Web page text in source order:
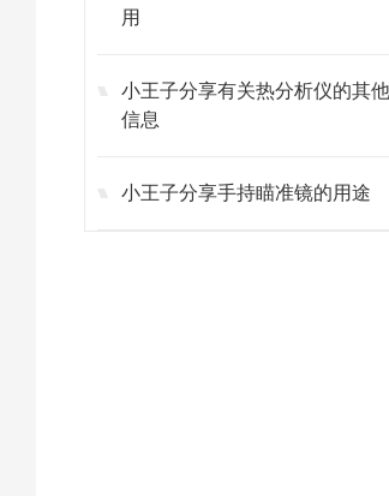
用
小王子分享有关热分析仪的其他
信息
小王子分享手持瞄准镜的用途